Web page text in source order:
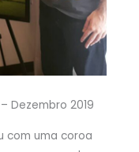
Dezembro 2019
com uma coroa